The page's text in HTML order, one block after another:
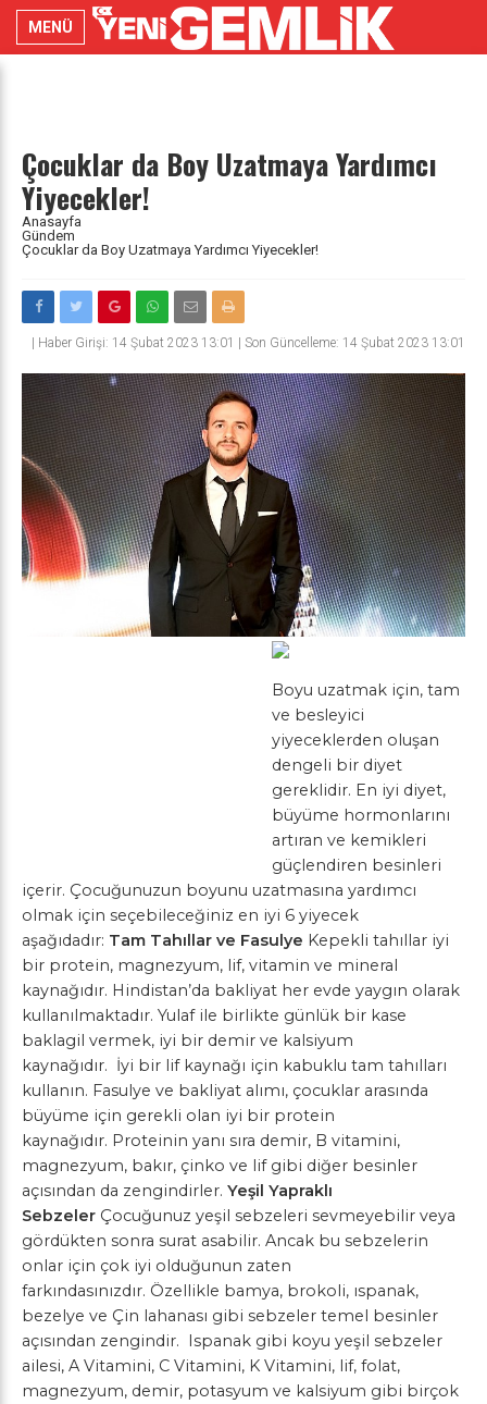
MENÜ
Çocuklar da Boy Uzatmaya Yardımcı
Yiyecekler!
Anasayfa
Gündem
Çocuklar da Boy Uzatmaya Yardımcı Yiyecekler!
Haber Girişi: 14 Şubat 2023 13:01 | Son Güncelleme: 14 Şubat 2023 13:01
Boyu uzatmak için, tam
ve besleyici
yiyeceklerden oluşan
dengeli bir diyet
gereklidir. En iyi diyet,
büyüme hormonlarını
artıran ve kemikleri
güçlendiren besinleri
içerir. Çocuğunuzun boyunu uzatmasına yardımcı
olmak için seçebileceğiniz en iyi 6 yiyecek
aşağıdadır: Tam Tahıllar ve Fasulye Kepekli tahıllar iyi
bir protein, magnezyum, lif, vitamin ve mineral
kaynağıdır. Hindistan’da bakliyat her evde yaygın olarak
kullanılmaktadır. Yulaf ile birlikte günlük bir kase
baklagil vermek, iyi bir demir ve kalsiyum
kaynağıdır. İyi bir lif kaynağı için kabuklu tam tahılları
kullanın. Fasulye ve bakliyat alımı, çocuklar arasında
büyüme için gerekli olan iyi bir protein
kaynağıdır. Proteinin yanı sıra demir, B vitamini,
magnezyum, bakır, çinko ve lif gibi diğer besinler
açısından da zengindirler. Yeşil Yapraklı
Sebzeler Çocuğunuz yeşil sebzeleri sevmeyebilir veya
gördükten sonra surat asabilir. Ancak bu sebzelerin
onlar için çok iyi olduğunun zaten
farkındasınızdır. Özellikle bamya, brokoli, ıspanak,
bezelye ve Çin lahanası gibi sebzeler temel besinler
açısından zengindir. Ispanak gibi koyu yeşil sebzeler
ailesi, A Vitamini, C Vitamini, K Vitamini, lif, folat,
magnezyum, demir, potasyum ve kalsiyum gibi birçok